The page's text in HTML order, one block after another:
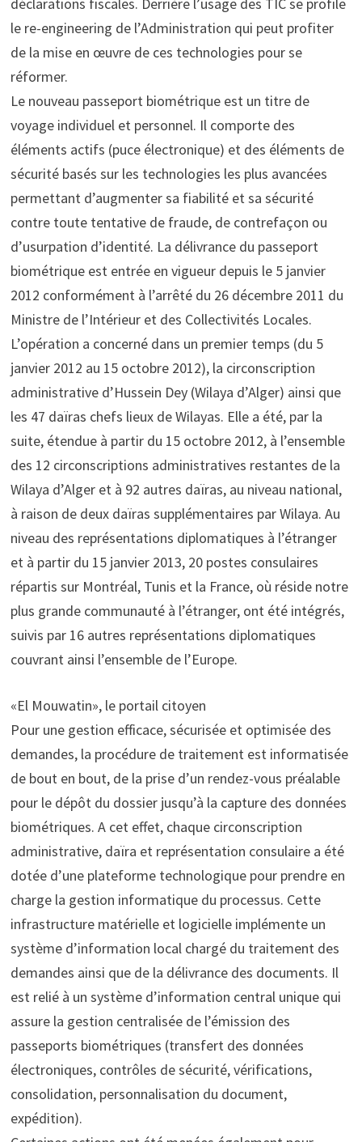
le re-engineering de l’Administration qui peut profiter
de la mise en œuvre de ces technologies pour se
réformer.
Le nouveau passeport biométrique est un titre de
voyage individuel et personnel. Il comporte des
éléments actifs (puce électronique) et des éléments de
sécurité basés sur les technologies les plus avancées
permettant d’augmenter sa fiabilité et sa sécurité
contre toute tentative de fraude, de contrefaçon ou
d’usurpation d’identité. La délivrance du passeport
biométrique est entrée en vigueur depuis le 5 janvier
2012 conformément à l’arrêté du 26 décembre 2011 du
Ministre de l’Intérieur et des Collectivités Locales.
L’opération a concerné dans un premier temps (du 5
janvier 2012 au 15 octobre 2012), la circonscription
administrative d’Hussein Dey (Wilaya d’Alger) ainsi que
les 47 daïras chefs lieux de Wilayas. Elle a été, par la
suite, étendue à partir du 15 octobre 2012, à l’ensemble
des 12 circonscriptions administratives restantes de la
Wilaya d’Alger et à 92 autres daïras, au niveau national,
à raison de deux daïras supplémentaires par Wilaya. Au
niveau des représentations diplomatiques à l’étranger
et à partir du 15 janvier 2013, 20 postes consulaires
répartis sur Montréal, Tunis et la France, où réside notre
plus grande communauté à l’étranger, ont été intégrés,
suivis par 16 autres représentations diplomatiques
couvrant ainsi l’ensemble de l’Europe.
«El Mouwatin», le portail citoyen
Pour une gestion efficace, sécurisée et optimisée des
demandes, la procédure de traitement est informatisée
de bout en bout, de la prise d’un rendez-vous préalable
pour le dépôt du dossier jusqu’à la capture des données
biométriques. A cet effet, chaque circonscription
administrative, daïra et représentation consulaire a été
dotée d’une plateforme technologique pour prendre en
charge la gestion informatique du processus. Cette
infrastructure matérielle et logicielle implémente un
système d’information local chargé du traitement des
demandes ainsi que de la délivrance des documents. Il
est relié à un système d’information central unique qui
assure la gestion centralisée de l’émission des
passeports biométriques (transfert des données
électroniques, contrôles de sécurité, vérifications,
consolidation, personnalisation du document,
expédition).